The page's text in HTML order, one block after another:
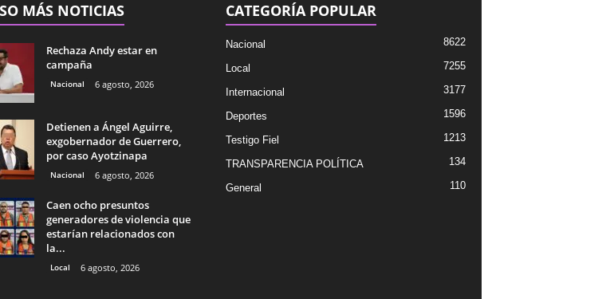
MÁS NOTICIAS
Rechaza Andy estar en
campaña
Nacional 6 agosto, 2026
Detienen a Ángel Aguirre,
exgobernador de Guerrero,
por caso Ayotzinapa
Nacional 6 agosto, 2026
Caen ocho presuntos
generadores de violencia que
estarían relacionados con
la...
Local 6 agosto, 2026
CATEGORÍA POPULAR
Nacional 8622
Local 7255
Internacional 3177
Deportes 1596
Testigo Fiel 1213
TRANSPARENCIA POLÍTICA 134
General 110